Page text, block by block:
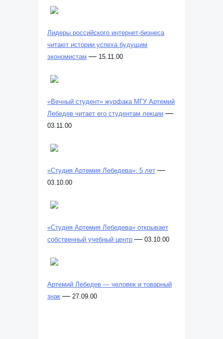
Лидеры российского интернет-бизнеса
читают истории успеха будущим
экономистам — 15.11.00
«Вечный студент» журфака МГУ Артемий
Лебедев читает его студентам лекции —
03.11.00
«Студия Артемия Лебедева»: 5 лет —
03.10.00
«Студия Артемия Лебедева» открывает
собственный учебный центр — 03.10.00
Артемий Лебедев — человек и товарный
знак — 27.09.00